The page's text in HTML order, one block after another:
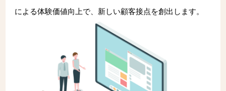
による体験価値向上で、新しい顧客接点を創出します。